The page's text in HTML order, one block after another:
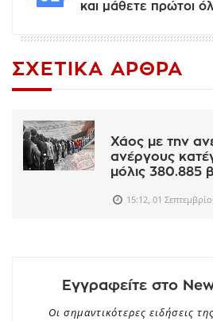
και μάθετε πρώτοι
ΣΧΕΤΙΚΆ ΆΡΘΡΑ
Χάος με την
ανέργους
μόλις 380.885
15:12, 01
Εγγραφείτε στο
Οι σημαντικότερες ειδήσεις